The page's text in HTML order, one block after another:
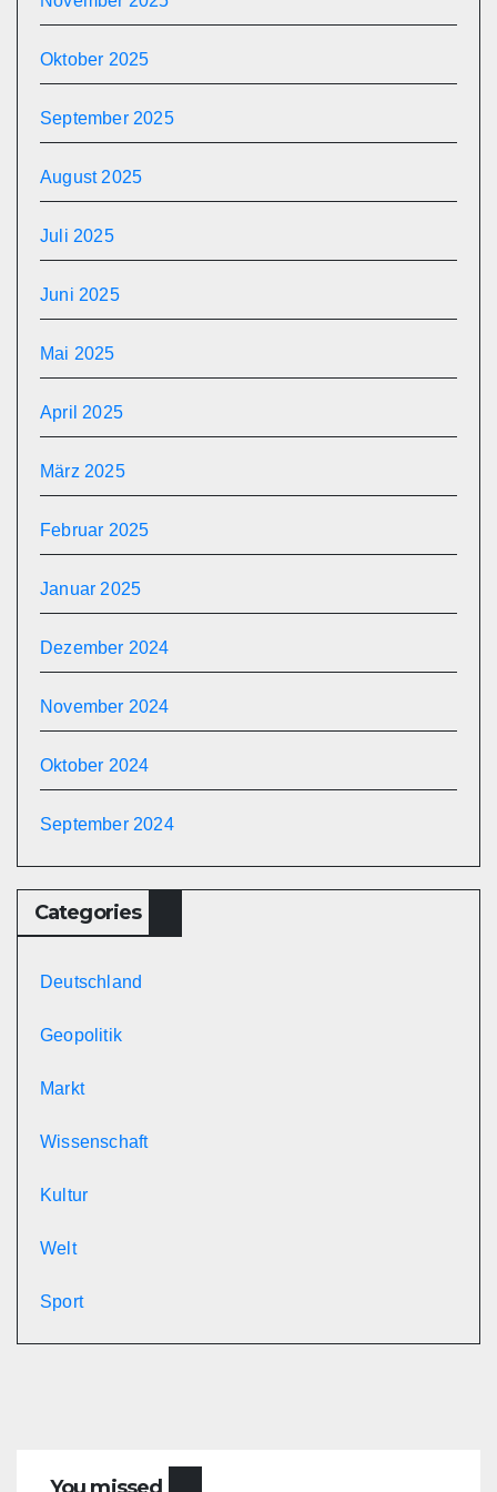
Oktober 2025
September 2025
August 2025
Juli 2025
Juni 2025
Mai 2025
April 2025
März 2025
Februar 2025
Januar 2025
Dezember 2024
November 2024
Oktober 2024
September 2024
Categories
Deutschland
Geopolitik
Markt
Wissenschaft
Kultur
Welt
Sport